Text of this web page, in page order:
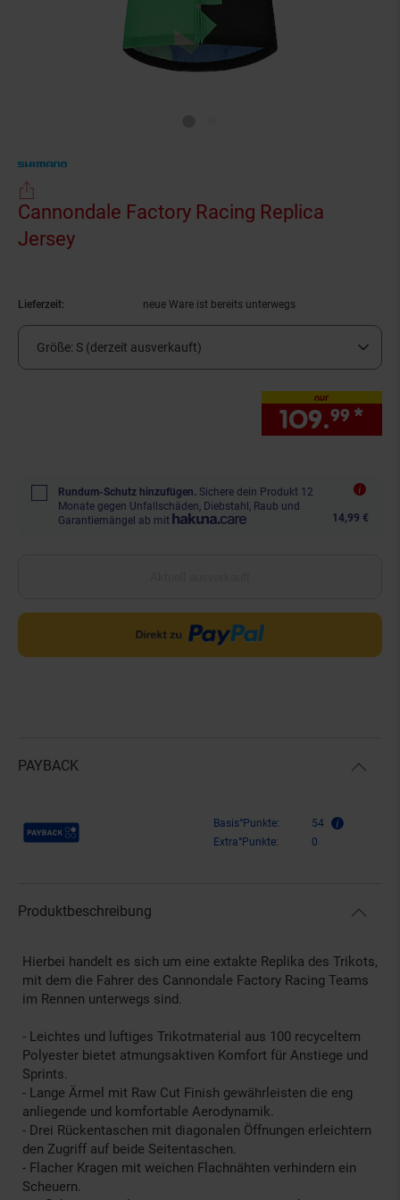
Cannondale Factory Racing Replica
Jersey
Lieferzeit: neue Ware ist bereits unterwegs
Größe: S (derzeit ausverkauft)
nur
109.99 *
Rundum-Schutz hinzufügen. Sichere dein Produkt 12
Monate gegen Unfallschäden, Diebstahl, Raub und
Garantiemängel ab mit
14,99 €
PAYBACK
Payback Punkte Basis°Punkte:
54
Extra°Punkte:
0
Produktbeschreibung
Hierbei handelt es sich um eine extakte Replika des Trikots,
mit dem die Fahrer des Cannondale Factory Racing Teams
im Rennen unterwegs sind.
- Leichtes und luftiges Trikotmaterial aus 100 recyceltem
Polyester bietet atmungsaktiven Komfort für Anstiege und
Sprints.
- Lange Ärmel mit Raw Cut Finish gewährleisten die eng
anliegende und komfortable Aerodynamik.
- Drei Rückentaschen mit diagonalen Öffnungen erleichtern
den Zugriff auf beide Seitentaschen.
- Flacher Kragen mit weichen Flachnähten verhindern ein
Scheuern.